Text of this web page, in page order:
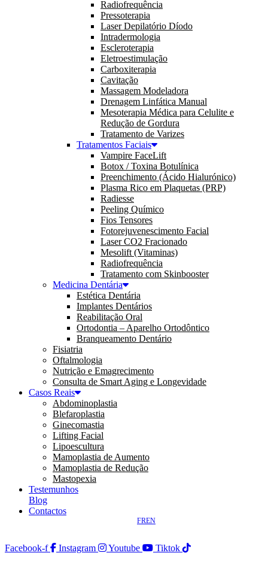
Radiofrequência
Pressoterapia
Laser Depilatório Díodo
Intradermologia
Escleroterapia
Eletroestimulação
Carboxiterapia
Cavitação
Massagem Modeladora
Drenagem Linfática Manual
Mesoterapia Médica para Celulite e
Redução de Gordura
Tratamento de Varizes
Tratamentos Faciais
Vampire FaceLift
Botox / Toxina Botulínica
Preenchimento (Ácido Hialurónico)
Plasma Rico em Plaquetas (PRP)
Radiesse
Peeling Químico
Fios Tensores
Fotorejuvenescimento Facial
Laser CO2 Fracionado
Mesolift (Vitaminas)
Radiofrequência
Tratamento com Skinbooster
Medicina Dentária
Estética Dentária
Implantes Dentários
Reabilitação Oral
Ortodontia – Aparelho Ortodôntico
Branqueamento Dentário
Fisiatria
Oftalmologia
Nutrição e Emagrecimento
Consulta de Smart Aging e Longevidade
Casos Reais
Abdominoplastia
Blefaroplastia
Ginecomastia
Lifting Facial
Lipoescultura
Mamoplastia de Aumento
Mamoplastia de Redução
Mastopexia
Testemunhos
Blog
Contactos
EN
FR
Facebook-f Instagram Youtube Tiktok